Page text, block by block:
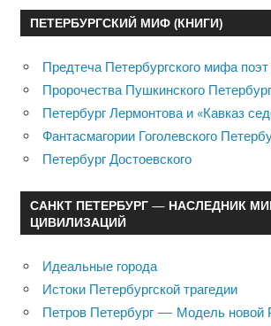
ПЕТЕРБУРГСКИЙ МИФ (КНИГИ)
Предтеча Петербургского мифа
Пророчества Пушкинского
Петербург Лермонтова и «Кавказ
Фантасмагории Гоголевского
Петербург Достоевского
САНКТ ПЕТЕРБУРГ — НАСЛЕДНИК
ЦИВИЛИЗАЦИЙ
Идеальные города
Истоки Петербургской трагедии
Петров Петербург — Модель